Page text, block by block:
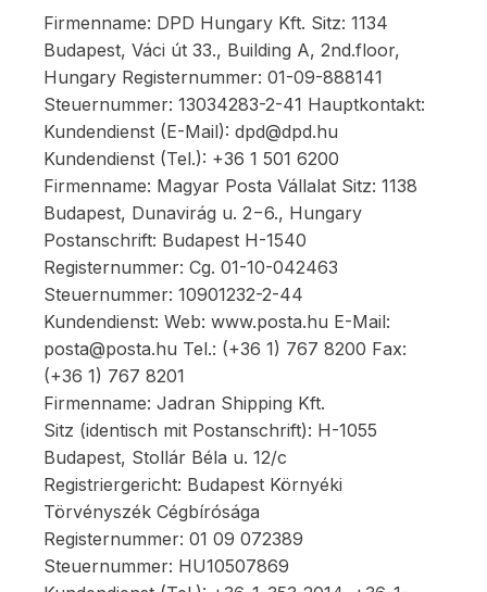
Firmenname: DPD Hungary Kft. Sitz: 1134
Budapest, Váci út 33., Building A, 2nd.floor,
Hungary Registernummer: 01-09-888141
Steuernummer: 13034283-2-41 Hauptkontakt:
Kundendienst (E-Mail): dpd@dpd.hu
Kundendienst (Tel.): +36 1 501 6200
Firmenname: Magyar Posta Vállalat Sitz: 1138
Budapest, Dunavirág u. 2−6., Hungary
Postanschrift: Budapest H-1540
Registernummer: Cg. 01-10-042463
Steuernummer: 10901232-2-44
Kundendienst: Web: www.posta.hu E-Mail:
posta@posta.hu Tel.: (+36 1) 767 8200 Fax:
(+36 1) 767 8201
Firmenname: Jadran Shipping Kft.
Sitz (identisch mit Postanschrift): H-1055
Budapest, Stollár Béla u. 12/c
Registriergericht: Budapest Környéki
Törvényszék Cégbírósága
Registernummer: 01 09 072389
Steuernummer: HU10507869